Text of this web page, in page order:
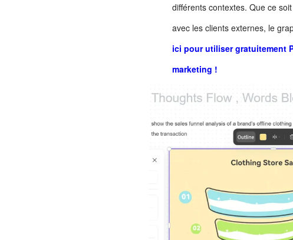
différents contextes. Que ce
avec les clients externes, le
ici pour utiliser gratuitement
marketing !